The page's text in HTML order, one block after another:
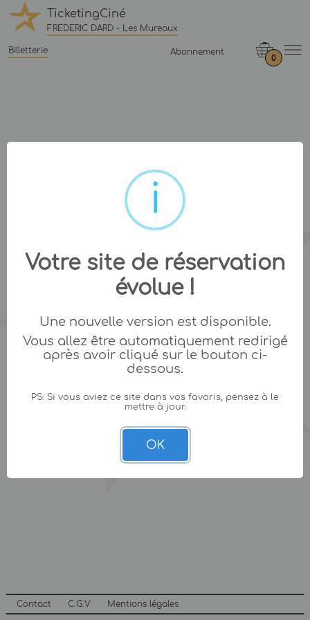
TicketingCiné
FREDERIC DARD - Les Mureaux
Billetterie Abonnement
0
Contact C.G.V Mentions légales
Votre site de réservation
évolue !
Une nouvelle version est disponible.
Vous allez être automatiquement redirigé
après avoir cliqué sur le bouton ci-
dessous.
PS: Si vous aviez ce site dans vos favoris, pensez à le
mettre à jour.
OK